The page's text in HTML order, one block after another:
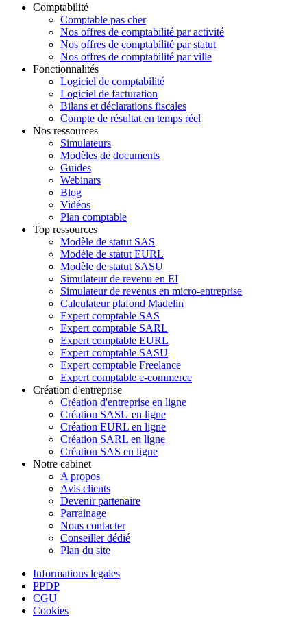
Comptabilité
Comptable pas cher
Nos offres de comptabilité par activité
Nos offres de comptabilité par statut
Nos offres de comptabilité par ville
Fonctionnalités
Logiciel de comptabilité
Logiciel de facturation
Bilans et déclarations fiscales
Compte de résultat en temps réel
Nos ressources
Simulateurs
Modèles de documents
Guides
Webinars
Blog
Vidéos
Plan comptable
Top ressources
Modèle de statut SAS
Modèle de statut EURL
Modèle de statut SASU
Simulateur de revenu en EI
Simulateur de revenus en micro-entreprise
Calculateur plafond Madelin
Expert comptable SAS
Expert comptable SARL
Expert comptable EURL
Expert comptable SASU
Expert comptable Freelance
Expert comptable e-commerce
Création d'entreprise
Création d'entreprise en ligne
Création SASU en ligne
Création EURL en ligne
Création SARL en ligne
Création SAS en ligne
Notre cabinet
A propos
Avis clients
Devenir partenaire
Parrainage
Nous contacter
Conseiller dédié
Plan du site
Informations legales
PPDP
CGU
Cookies